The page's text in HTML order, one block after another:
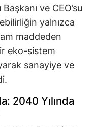
ve CEO’su
yalnızca
maddeden
eko-sistem
sanayiye ve
2040 Yılında